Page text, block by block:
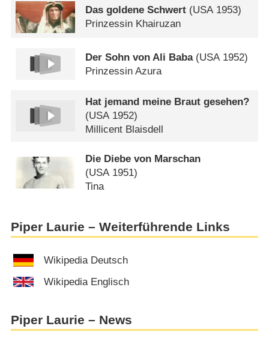
Das goldene Schwert (USA1953)
Prinzessin Khairuzan
Der Sohn von Ali Baba(USA 1952)
Prinzessin Azura
Hat jemand meine Braut gesehen?
(USA1952)
Millicent Blaisdell
Die Diebe von Marschan
(USA1951)
Tina
Piper Laurie – Weiterführende Links
Wikipedia Deutsch
Wikipedia Englisch
Piper Laurie – News